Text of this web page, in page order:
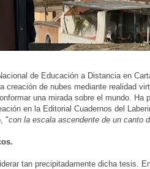
de Educación a Distancia en
de nubes mediante realidad
una mirada sobre el mundo. Ha
en la Editorial Cuadernos del
"con la escala ascendente de un canto
tan precipitadamente dicha tesis.